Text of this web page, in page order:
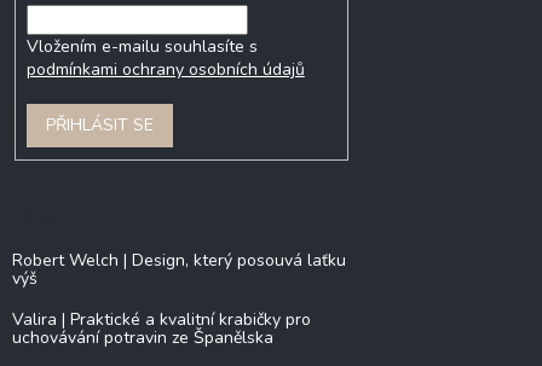
Vložením e-mailu souhlasíte s
podmínkami ochrany osobních údajů
PŘIHLÁSIT SE
Robert Welch | Design, který posouvá laťku
výš
Valira | Praktické a kvalitní krabičky pro
uchovávání potravin ze Španělska